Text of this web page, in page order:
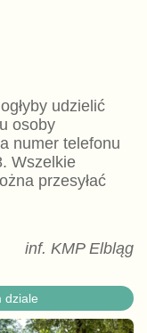
udzielić
osoby
numer telefonu
Wszelkie
przesyłać
inf. KMP Elbląg
dziale